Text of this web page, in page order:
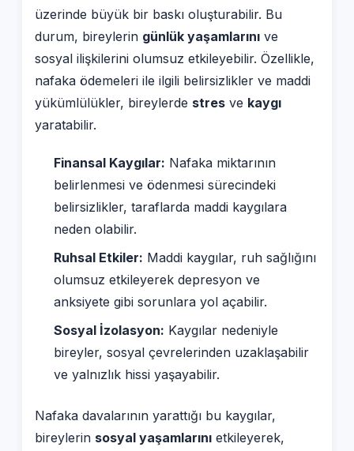
üzerinde büyük bir baskı oluşturabilir. Bu
durum, bireylerin günlük yaşamlarını ve
sosyal ilişkilerini olumsuz etkileyebilir. Özellikle,
nafaka ödemeleri ile ilgili belirsizlikler ve maddi
yükümlülükler, bireylerde stres ve kaygı
yaratabilir.
Finansal Kaygılar: Nafaka miktarının
belirlenmesi ve ödenmesi sürecindeki
belirsizlikler, taraflarda maddi kaygılara
neden olabilir.
Ruhsal Etkiler: Maddi kaygılar, ruh sağlığını
olumsuz etkileyerek depresyon ve
anksiyete gibi sorunlara yol açabilir.
Sosyal İzolasyon: Kaygılar nedeniyle
bireyler, sosyal çevrelerinden uzaklaşabilir
ve yalnızlık hissi yaşayabilir.
Nafaka davalarının yarattığı bu kaygılar,
bireylerin sosyal yaşamlarını etkileyerek,